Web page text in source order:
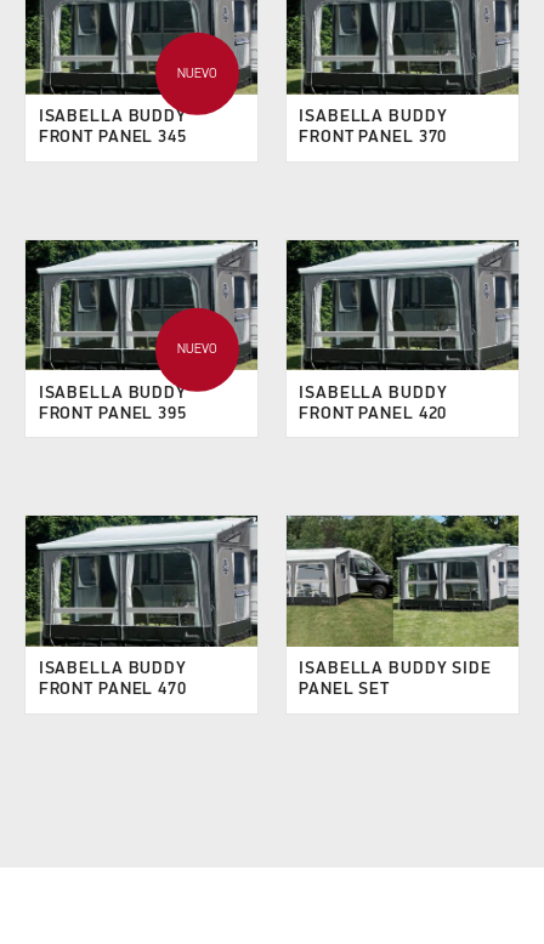
NUEVO
ISABELLA BUDDY
FRONT PANEL 345
ISABELLA BUDDY
FRONT PANEL 370
NUEVO
ISABELLA BUDDY
FRONT PANEL 395
ISABELLA BUDDY
FRONT PANEL 420
ISABELLA BUDDY
FRONT PANEL 470
ISABELLA BUDDY SIDE
PANEL SET